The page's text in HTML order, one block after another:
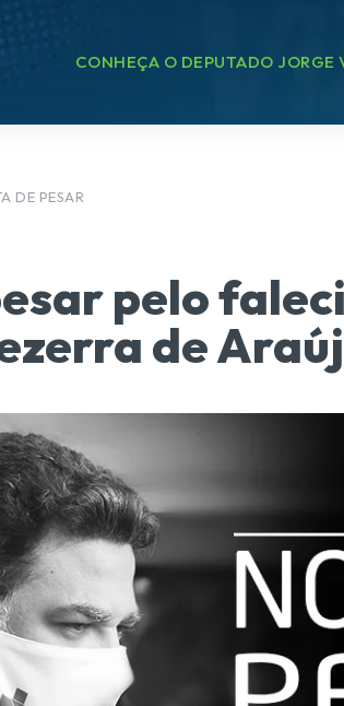
CONHEÇA O DEPUTADO JORGE
DE PESAR
pelo
de